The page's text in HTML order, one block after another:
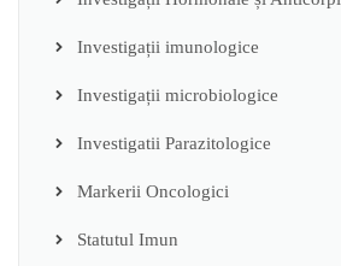
Investigații imunologice
Investigații microbiologice
Investigatii Parazitologice
Markerii Oncologici
Statutul Imun